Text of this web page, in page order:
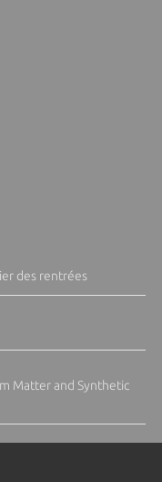
des rentrées
Matter and Synthetic